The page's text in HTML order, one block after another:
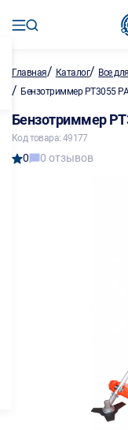
Главная/ Каталог/ Все
/ Бензотриммер PT3055
Бензотриммер
Код товара: 49177
0 0 отзывов